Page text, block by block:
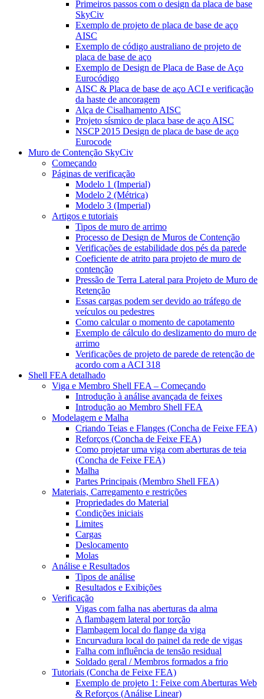
Primeiros passos com o design da placa de base
SkyCiv
Exemplo de projeto de placa de base de aço
AISC
Exemplo de código australiano de projeto de
placa de base de aço
Exemplo de Design de Placa de Base de Aço
Eurocódigo
AISC & Placa de base de aço ACI e verificação
da haste de ancoragem
Alça de Cisalhamento AISC
Projeto sísmico de placa base de aço AISC
NSCP 2015 Design de placa de base de aço
Eurocode
Muro de Contenção SkyCiv
Começando
Páginas de verificação
Modelo 1 (Imperial)
Modelo 2 (Métrica)
Modelo 3 (Imperial)
Artigos e tutoriais
Tipos de muro de arrimo
Processo de Design de Muros de Contenção
Verificações de estabilidade dos pés da parede
Coeficiente de atrito para projeto de muro de
contenção
Pressão de Terra Lateral para Projeto de Muro de
Retenção
Essas cargas podem ser devido ao tráfego de
veículos ou pedestres
Como calcular o momento de capotamento
Exemplo de cálculo do deslizamento do muro de
arrimo
Verificações de projeto de parede de retenção de
acordo com a ACI 318
Shell FEA detalhado
Viga e Membro Shell FEA – Começando
Introdução à análise avançada de feixes
Introdução ao Membro Shell FEA
Modelagem e Malha
Criando Teias e Flanges (Concha de Feixe FEA)
Reforços (Concha de Feixe FEA)
Como projetar uma viga com aberturas de teia
(Concha de Feixe FEA)
Malha
Partes Principais (Membro Shell FEA)
Materiais, Carregamento e restrições
Propriedades do Material
Condições iniciais
Limites
Cargas
Deslocamento
Molas
Análise e Resultados
Tipos de análise
Resultados e Exibições
Verificação
Vigas com falha nas aberturas da alma
A flambagem lateral por torção
Flambagem local do flange da viga
Encurvadura local do painel da rede de vigas
Falha com influência de tensão residual
Soldado geral / Membros formados a frio
Tutoriais (Concha de Feixe FEA)
Exemplo de projeto 1: Feixe com Aberturas Web
& Reforços (Análise Linear)